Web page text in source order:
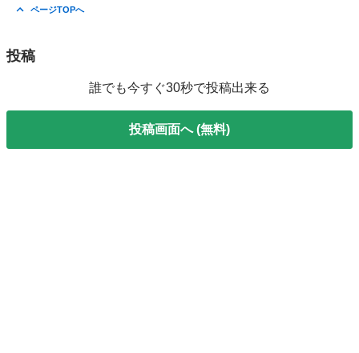
ページTOPへ
投稿
誰でも今すぐ30秒で投稿出来る
投稿画面へ (無料)